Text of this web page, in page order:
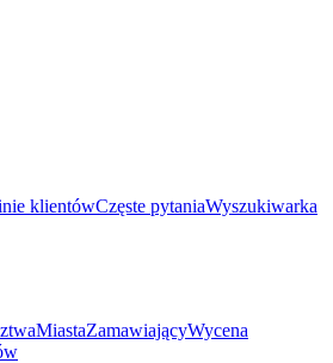
klientówCzęste pytaniaWyszukiwarka
MiastaZamawiającyWycena